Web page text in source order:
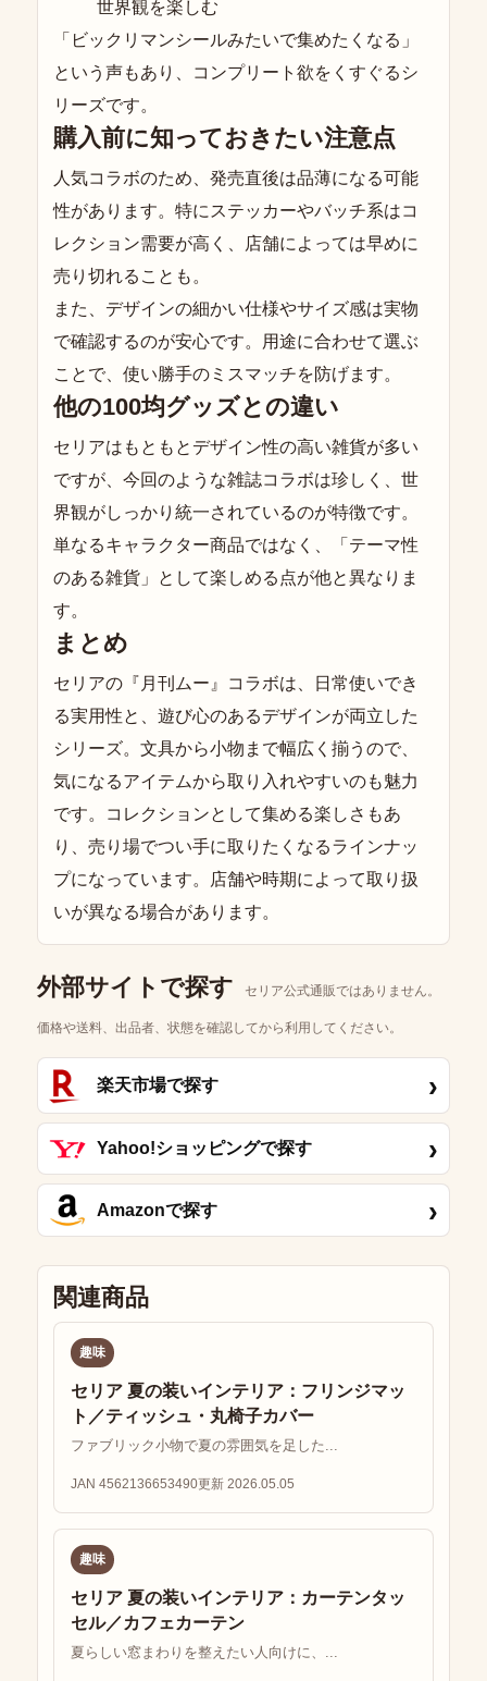
世界観を楽しむ
「ビックリマンシールみたいで集めたくなる」
という声もあり、コンプリート欲をくすぐるシ
リーズです。
購入前に知っておきたい注意点
人気コラボのため、発売直後は品薄になる可能
性があります。特にステッカーやバッチ系はコ
レクション需要が高く、店舗によっては早めに
売り切れることも。
また、デザインの細かい仕様やサイズ感は実物
で確認するのが安心です。用途に合わせて選ぶ
ことで、使い勝手のミスマッチを防げます。
他の100均グッズとの違い
セリアはもともとデザイン性の高い雑貨が多い
ですが、今回のような雑誌コラボは珍しく、世
界観がしっかり統一されているのが特徴です。
単なるキャラクター商品ではなく、「テーマ性
のある雑貨」として楽しめる点が他と異なりま
す。
まとめ
セリアの『月刊ムー』コラボは、日常使いでき
る実用性と、遊び心のあるデザインが両立した
シリーズ。文具から小物まで幅広く揃うので、
気になるアイテムから取り入れやすいのも魅力
です。コレクションとして集める楽しさもあ
り、売り場でつい手に取りたくなるラインナッ
プになっています。店舗や時期によって取り扱
いが異なる場合があります。
外部サイトで探す セリア公式通販ではありません。
価格や送料、出品者、状態を確認してから利用してください。
楽天市場で探す ›
Yahoo!ショッピングで探す ›
Amazonで探す ›
関連商品
趣味
セリア 夏の装いインテリア：フリンジマッ
ト／ティッシュ・丸椅子カバー
ファブリック小物で夏の雰囲気を足した...
JAN 4562136653490更新 2026.05.05
趣味
セリア 夏の装いインテリア：カーテンタッ
セル／カフェカーテン
夏らしい窓まわりを整えたい人向けに、...